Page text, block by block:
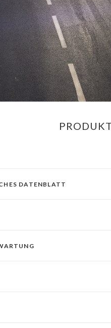
DATENBLATT